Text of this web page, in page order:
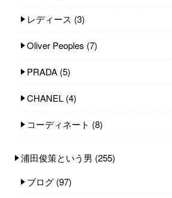
レディース (3)
Oliver Peoples (7)
PRADA (5)
CHANEL (4)
コーディネート (8)
浦田俊策という男 (255)
ブログ (97)